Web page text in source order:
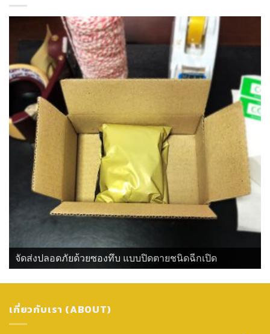
จัดส่งปลอดภัยด้วยซองทึบ แบบปิดตายชนิดฉีกเปิด
เกี่ยวกับเรา (ABOUT)